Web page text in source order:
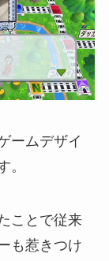
ームデザイ
。
ことで従来
も惹きつけ